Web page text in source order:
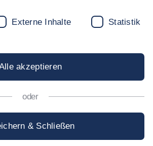
DICH EIN
Externe Inhalte Statistik
akzeptieren
oder
& Schließen